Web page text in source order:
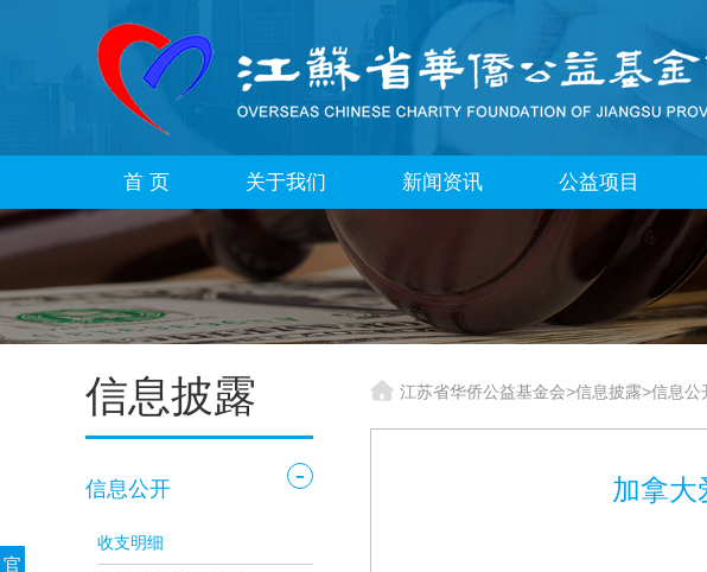
首 页 关于我们 新闻资讯 公益项目
信息披露
信息公开
-
收支明细
江苏省华侨公益基金会>信息披露>信息公
加拿大
官